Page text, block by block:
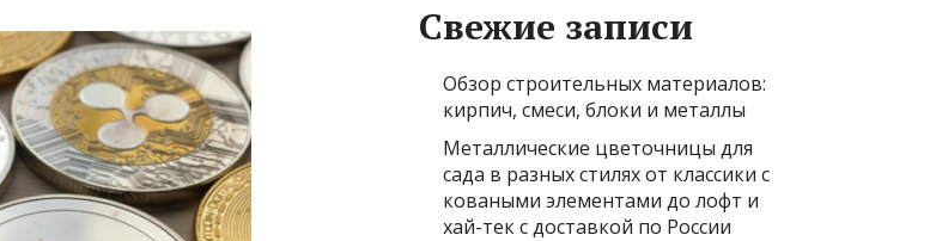
Свежие записи
Обзор строительных материалов:
кирпич, смеси, блоки и металлы
Металлические цветочницы для
сада в разных стилях от классики с
коваными элементами до лофт и
хай-тек с доставкой по России